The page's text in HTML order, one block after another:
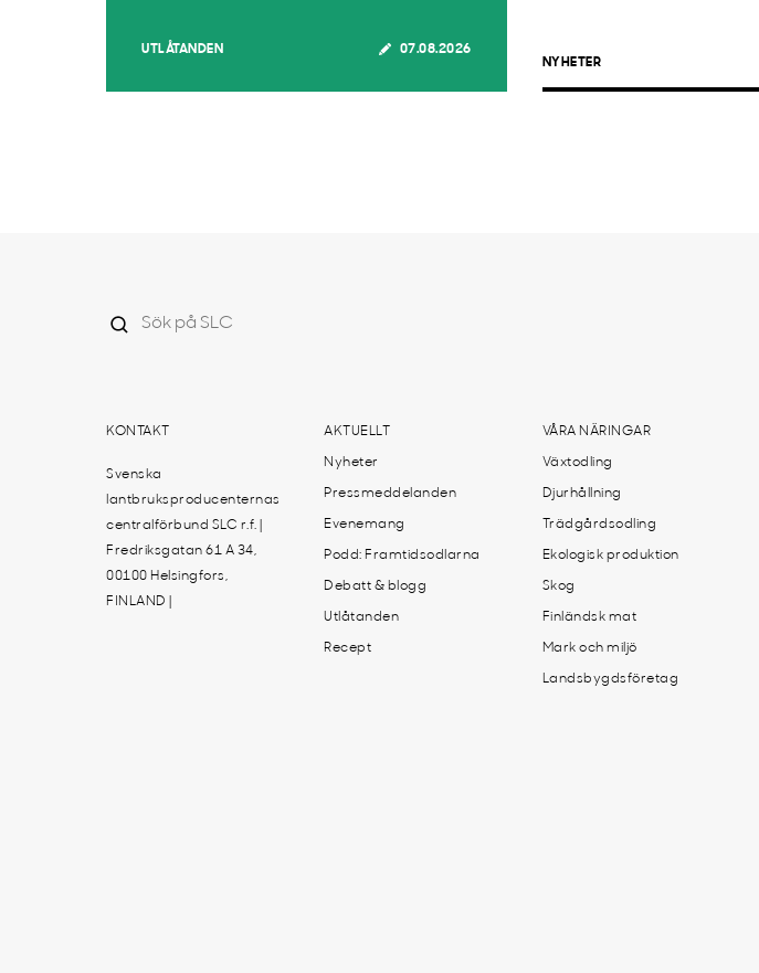
UTLÅTANDEN 07.08.2026
NYHETER
KONTAKT
Svenska
lantbruksproducenternas
centralförbund SLC r.f. |
Fredriksgatan 61 A 34,
00100 Helsingfors,
FINLAND |
AKTUELLT
Nyheter
Pressmeddelanden
Evenemang
Podd: Framtidsodlarna
Debatt & blogg
Utlåtanden
Recept
VÅRA NÄRINGAR
Växtodling
Djurhållning
Trädgårdsodling
Ekologisk produktion
Skog
Finländsk mat
Mark och miljö
Landsbygdsföretag